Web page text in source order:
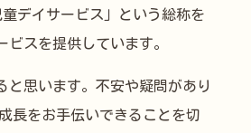
デイサービス」という総称を
スを提供しています。
思います。不安や疑問があり
長をお手伝いできることを切